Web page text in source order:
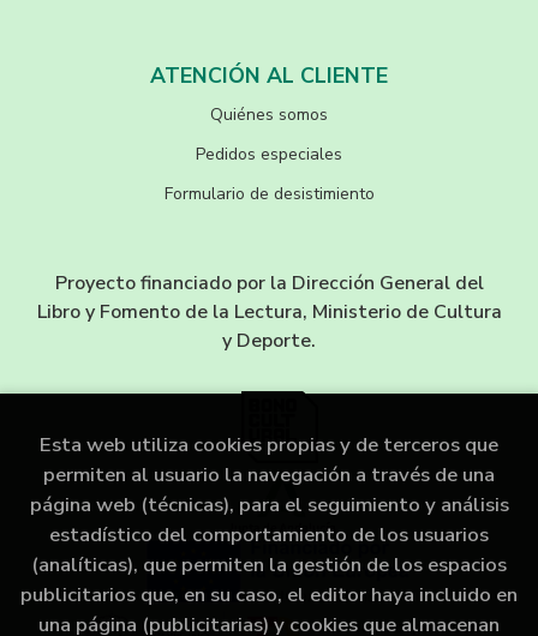
ATENCIÓN AL CLIENTE
Quiénes somos
Pedidos especiales
Formulario de desistimiento
Proyecto financiado por la Dirección General del
Libro y Fomento de la Lectura, Ministerio de Cultura
y Deporte.
Esta web utiliza cookies propias y de terceros que
permiten al usuario la navegación a través de una
página web (técnicas), para el seguimiento y análisis
estadístico del comportamiento de los usuarios
(analíticas), que permiten la gestión de los espacios
publicitarios que, en su caso, el editor haya incluido en
una página (publicitarias) y cookies que almacenan